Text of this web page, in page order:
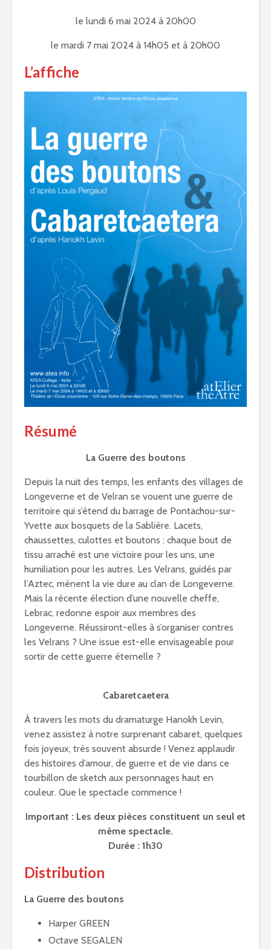
le lundi 6 mai 2024 à 20h00
le mardi 7 mai 2024 à 14h05 et à 20h00
L’affiche
Résumé
La Guerre des boutons
Depuis la nuit des temps, les enfants des villages de
Longeverne et de Velran se vouent une guerre de
territoire qui s’étend du barrage de Pontachou-sur-
Yvette aux bosquets de la Sablière. Lacets,
chaussettes, culottes et boutons : chaque bout de
tissu arraché est une victoire pour les uns, une
humiliation pour les autres. Les Velrans, guidés par
l’Aztec, mènent la vie dure au clan de Longeverne.
Mais la récente élection d’une nouvelle cheffe,
Lebrac, redonne espoir aux membres des
Longeverne. Réussiront-elles à s’organiser contres
les Velrans ? Une issue est-elle envisageable pour
sortir de cette guerre éternelle ?
Cabaretcaetera
À travers les mots du dramaturge Hanokh Levin,
venez assistez à notre surprenant cabaret, quelques
fois joyeux, très souvent absurde ! Venez applaudir
des histoires d’amour, de guerre et de vie dans ce
tourbillon de sketch aux personnages haut en
couleur. Que le spectacle commence !
Important : Les deux pièces constituent un seul et
même spectacle.
Durée : 1h30
Distribution
La Guerre des boutons
Harper GREEN
Octave SEGALEN